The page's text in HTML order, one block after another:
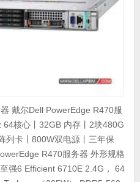
戴尔Dell PowerEdge R470服
核心丨32GB 内存丨2块480G
列卡丨800W双电源丨三年保
R470服务器 外形规格
强6 Efficient 6710E 2.4G， 64